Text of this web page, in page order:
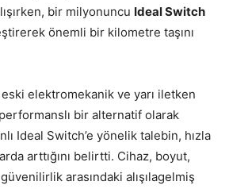
bir milyonuncu Ideal Switch
önemli bir kilometre taşını
elektromekanik ve yarı iletken
bir alternatif olarak
Ideal Switch’e yönelik talebin, hızla
arttığını belirtti. Cihaz, boyut,
arasındaki alışılagelmiş